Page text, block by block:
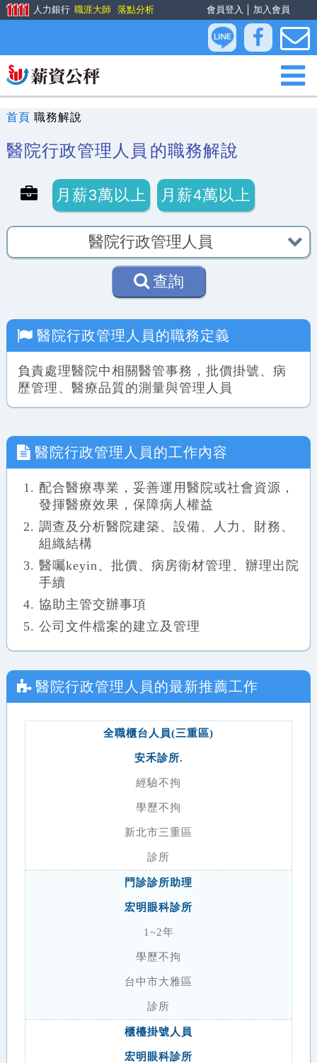
會員登入 加入會員
人力銀行 職涯大師 落點分析
首頁 職務解說
醫院行政管理人員 的職務解說
月薪3萬以上 月薪4萬以上
查詢
醫院行政管理人員 的職務定義
負責處理醫院中相關醫管事務，批價掛號、病
歷管理、醫療品質的測量與管理人員
醫院行政管理人員 的工作內容
配合醫療專業，妥善運用醫院或社會資源，
發揮醫療效果，保障病人權益
調查及分析醫院建築、設備、人力、財務、
組織結構
醫囑keyin、批價、病房衛材管理、辦理出院
手續
協助主管交辦事項
公司文件檔案的建立及管理
醫院行政管理人員 的最新推薦工作
全職櫃台人員(三重區)
安禾診所.
經驗不拘
學歷不拘
新北市三重區
診所
門診診所助理
宏明眼科診所
1~2年
學歷不拘
台中市大雅區
診所
櫃檯掛號人員
宏明眼科診所